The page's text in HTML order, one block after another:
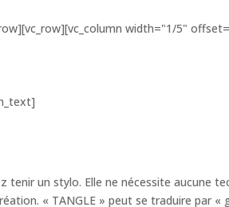
width="1/5"
un stylo. Elle ne nécessite aucune
« TANGLE » peut se traduire par «